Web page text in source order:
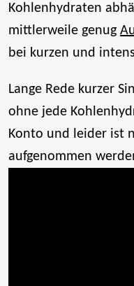
Kohlenhydraten
mittlerweile genug
bei kurzen und
Lange Rede kurzer
ohne jede
Konto und leider ist
aufgenommen